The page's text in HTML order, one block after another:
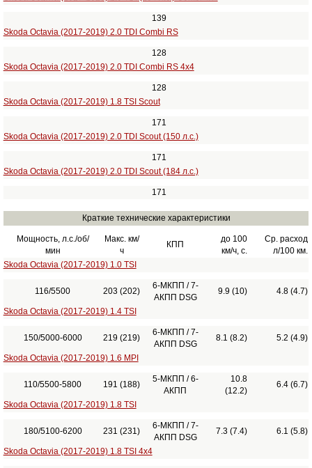
139
Skoda Octavia (2017-2019) 2.0 TDI Combi RS
128
Skoda Octavia (2017-2019) 2.0 TDI Combi RS 4x4
128
Skoda Octavia (2017-2019) 1.8 TSI Scout
171
Skoda Octavia (2017-2019) 2.0 TDI Scout (150 л.с.)
171
Skoda Octavia (2017-2019) 2.0 TDI Scout (184 л.с.)
171
Краткие технические характеристики
Мощность, л.с./об/
мин
Макс. км/
ч
КПП
до 100
км/ч, с.
Ср. расход
л/100 км.
Skoda Octavia (2017-2019) 1.0 TSI
116/5500 203 (202)
6-МКПП / 7-
АКПП DSG
9.9 (10) 4.8 (4.7)
Skoda Octavia (2017-2019) 1.4 TSI
150/5000-6000 219 (219)
6-МКПП / 7-
АКПП DSG
8.1 (8.2) 5.2 (4.9)
Skoda Octavia (2017-2019) 1.6 MPI
110/5500-5800 191 (188)
5-МКПП / 6-
АКПП
10.8
(12.2)
6.4 (6.7)
Skoda Octavia (2017-2019) 1.8 TSI
180/5100-6200 231 (231)
6-МКПП / 7-
АКПП DSG
7.3 (7.4) 6.1 (5.8)
Skoda Octavia (2017-2019) 1.8 TSI 4x4